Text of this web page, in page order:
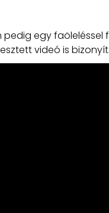
egy faöleléssel
videó is bizonyít.